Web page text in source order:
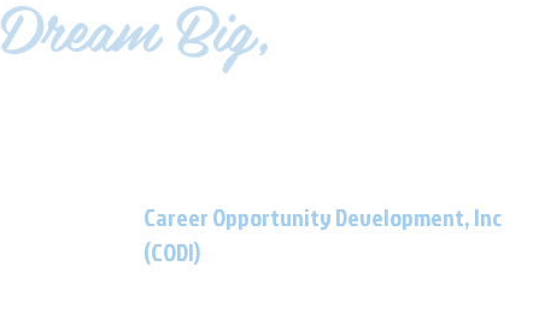
Career Opportunity Development, Inc
(CODI)
Dream Big,